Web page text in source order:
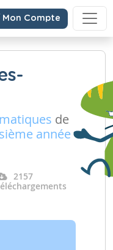
Compte
de
année
2157